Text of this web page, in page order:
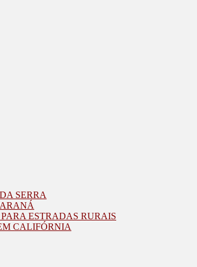
SERRA
ESTRADAS RURAIS
CALIFÓRNIA